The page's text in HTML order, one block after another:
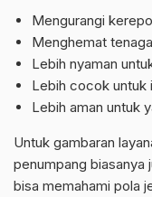
Mengurangi
Menghemat
Lebih nyaman
Lebih cocok untuk
Lebih aman untuk
Untuk gambaran
penumpang biasanya
bisa memahami pola